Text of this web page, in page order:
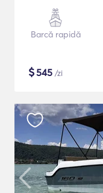
Barcă rapidă
$545 /zi